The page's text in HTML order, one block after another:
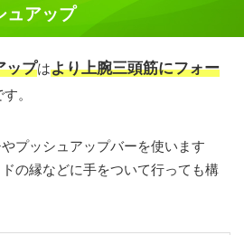
ュアップ
ップはより上腕三頭筋にフォー
す。
プッシュアップバーを使います
の縁などに手をついて行っても構